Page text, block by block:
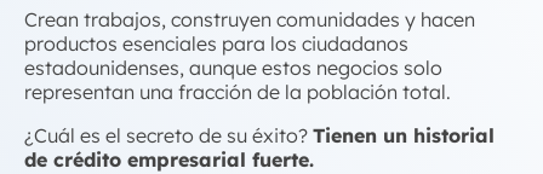
Crean trabajos, construyen comunidades y hacen
productos esenciales para los ciudadanos
estadounidenses, aunque estos negocios solo
representan una fracción de la población total.
¿Cuál es el secreto de su éxito? Tienen un historial
de crédito empresarial fuerte.